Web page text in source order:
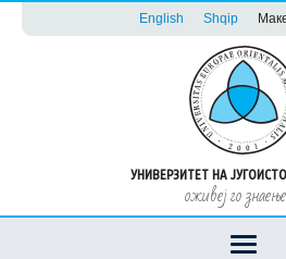
English Shqip
УНИВЕРЗИТЕТ НА
оживеј го